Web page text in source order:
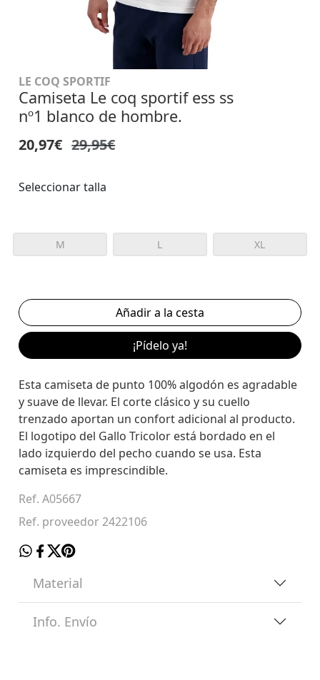
LE COQ SPORTIF
Camiseta Le coq sportif ess ss
nº1 blanco de hombre.
20,97€ 29,95€
Seleccionar talla
M L XL
¡Pídelo ya!
Esta camiseta de punto 100% algodón es agradable
y suave de llevar. El corte clásico y su cuello
trenzado aportan un confort adicional al producto.
El logotipo del Gallo Tricolor está bordado en el
lado izquierdo del pecho cuando se usa. Esta
camiseta es imprescindible.
Ref. A05667
Ref. proveedor 2422106
Material
Info. Envío